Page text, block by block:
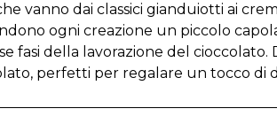
vanno dai classici gianduiotti ai
ogni creazione un piccolo
fasi della lavorazione del
perfetti per regalare un tocco di